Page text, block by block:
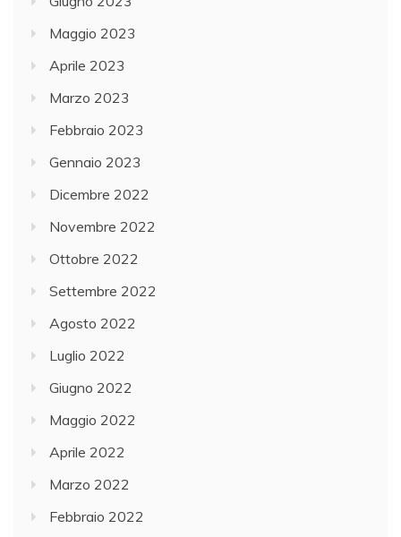
Maggio 2023
Aprile 2023
Marzo 2023
Febbraio 2023
Gennaio 2023
Dicembre 2022
Novembre 2022
Ottobre 2022
Settembre 2022
Agosto 2022
Luglio 2022
Giugno 2022
Maggio 2022
Aprile 2022
Marzo 2022
Febbraio 2022